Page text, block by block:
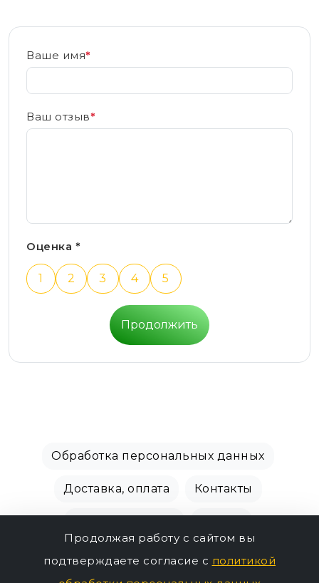
Ваше имя*
Ваш отзыв*
Оценка *
1 2 3 4 5
Продолжить
Обработка персональных данных
Доставка, оплата Контакты
Продолжая работу с сайтом вы
подтверждаете согласие с политикой